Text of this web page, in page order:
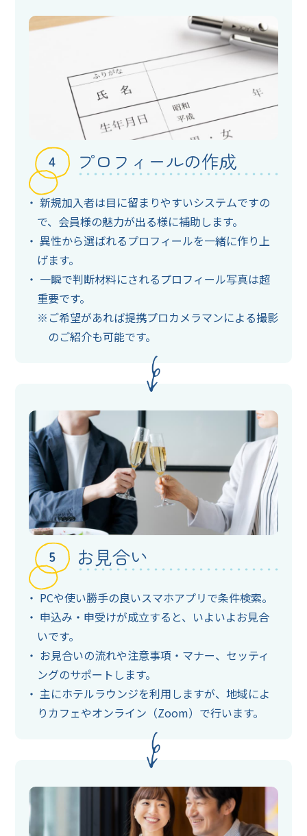
プロフィールの作成
新規加入者は目に留まりやすいシステムですの
で、会員様の魅力が出る様に補助します。
異性から選ばれるプロフィールを一緒に作り上
げます。
一瞬で判断材料にされるプロフィール写真は超
重要です。
ご希望があれば提携プロカメラマンによる撮影
のご紹介も可能です。
お⾒合い
PCや使い勝手の良いスマホアプリで条件検索。
申込み・申受けが成立すると、いよいよお見合
いです。
お見合いの流れや注意事項・マナー、セッティ
ングのサポートします。
主にホテルラウンジを利用しますが、地域によ
りカフェやオンライン（Zoom）で行います。